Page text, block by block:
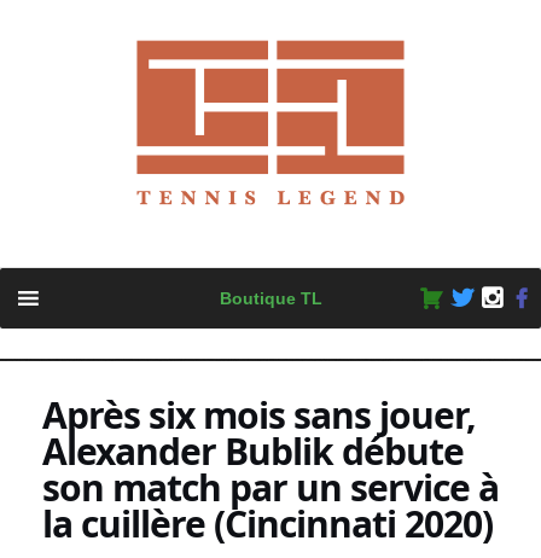
content
Boutique TL
Après six mois sans jouer,
Alexander Bublik débute
son match par un service à
la cuillère (Cincinnati 2020)